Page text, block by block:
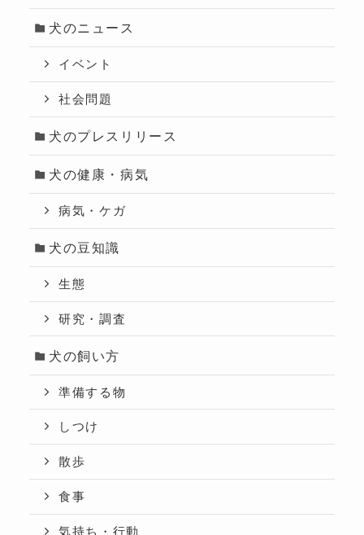
犬のニュース
イベント
社会問題
犬のプレスリリース
犬の健康・病気
病気・ケガ
犬の豆知識
生態
研究・調査
犬の飼い方
準備する物
しつけ
散歩
食事
気持ち・行動